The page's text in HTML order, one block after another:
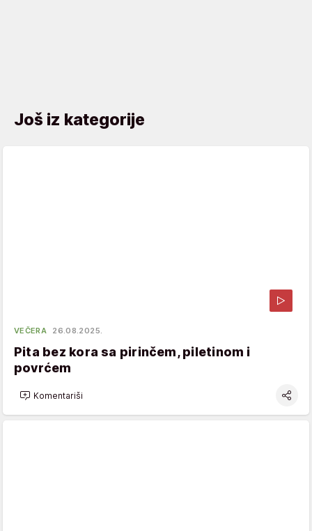
Još iz kategorije
VEČERA 26.08.2025.
Pita bez kora sa pirinčem, piletinom i
povrćem
Komentariši